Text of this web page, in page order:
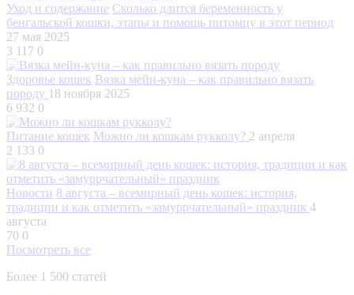
Уход и содержание Сколько длится беременность у
бенгальской кошки, этапы и помощь питомцу в этот период
27 мая 2025
3 117 0
Здоровье кошек Вязка мейн-куна – как правильно вязать
породу 18 ноября 2025
6 932 0
Питание кошек Можно ли кошкам рукколу? 2 апреля
2 133 0
Новости 8 августа – всемирный день кошек: история,
традиции и как отметить «замуррчательный» праздник 4
августа
70 0
Посмотреть все
Более 1 500 статей